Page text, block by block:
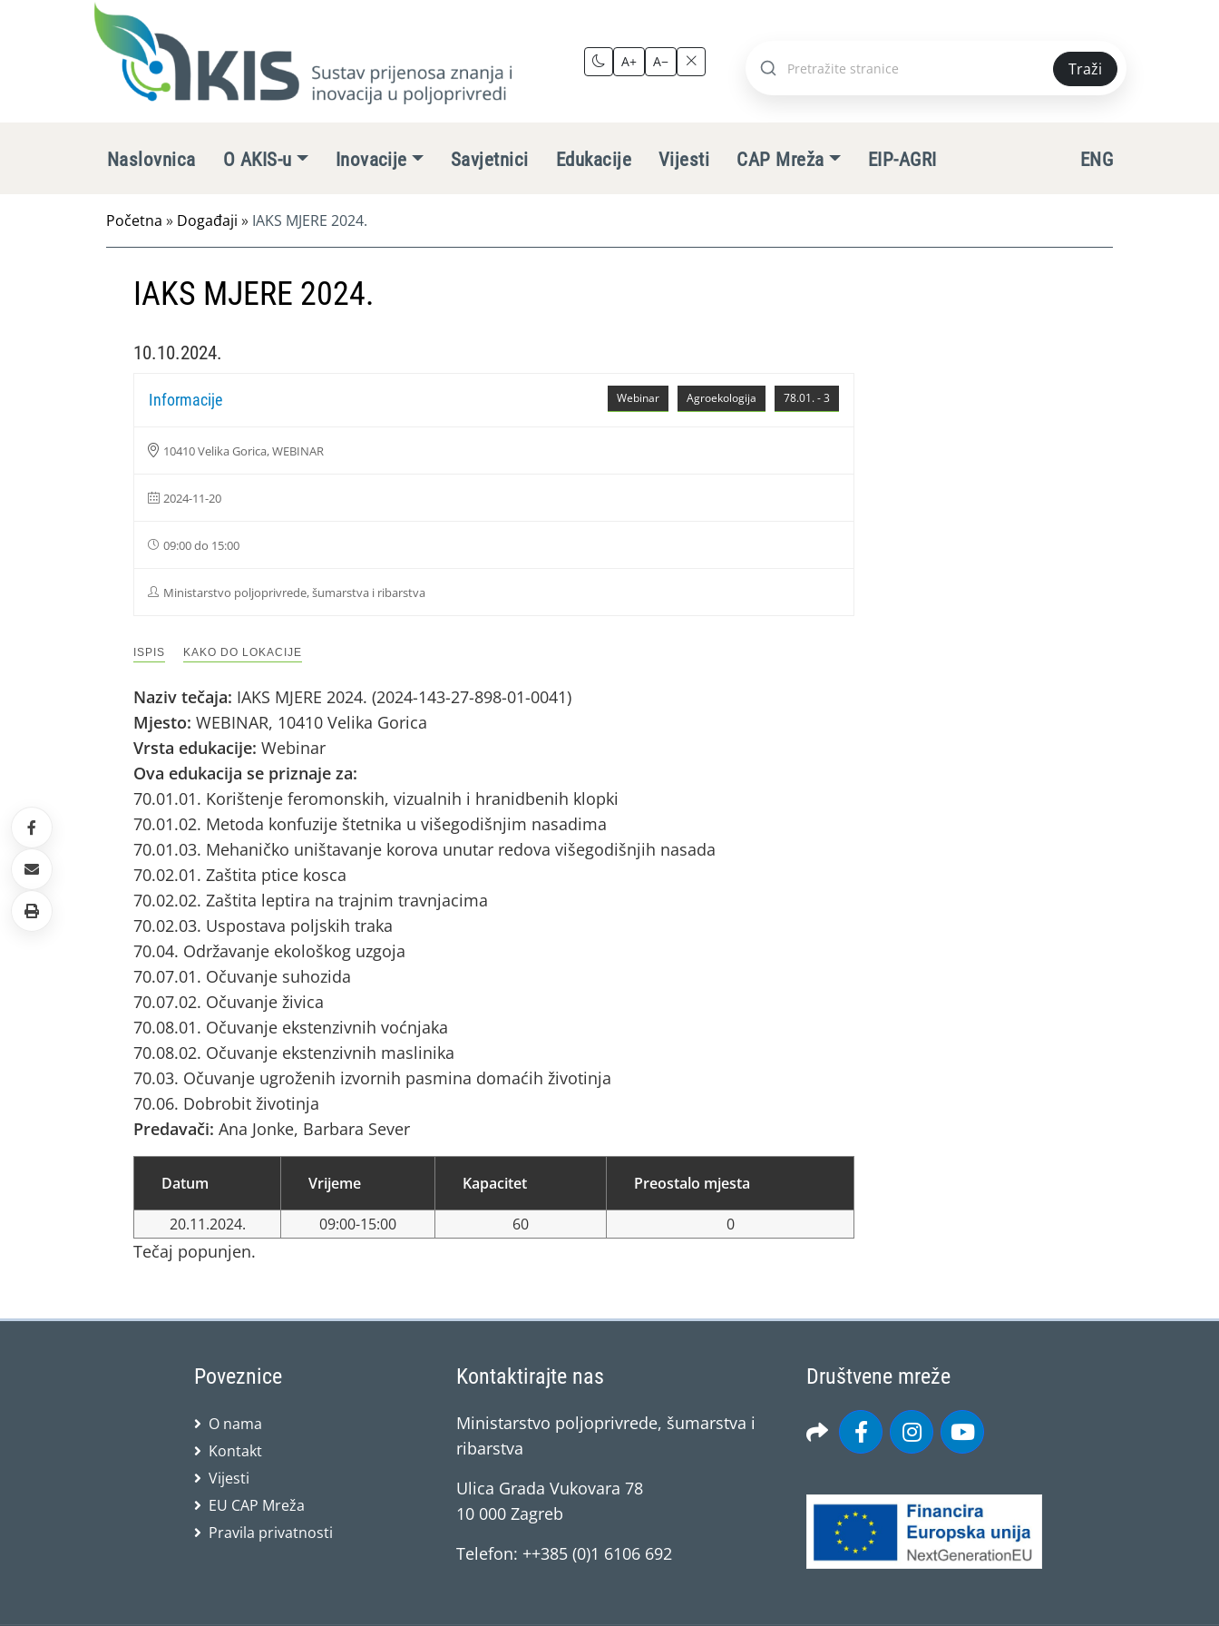
A+ A−
Pretraži
Traži
Naslovnica O AKIS-u Inovacije Savjetnici Edukacije Vijesti CAP Mreža EIP-AGRI ENG
Početna » Događaji » IAKS MJERE 2024.
IAKS MJERE 2024.
10.10.2024.
78.01. - 3
Agroekologija
Webinar
Informacije
10410 Velika Gorica, WEBINAR
2024-11-20
09:00 do 15:00
Ministarstvo poljoprivrede, šumarstva i ribarstva
ISPIS KAKO DO LOKACIJE
Naziv tečaja: IAKS MJERE 2024. (2024-143-27-898-01-0041)
Mjesto: WEBINAR, 10410 Velika Gorica
Vrsta edukacije: Webinar
Ova edukacija se priznaje za:
70.01.01. Korištenje feromonskih, vizualnih i hranidbenih klopki
70.01.02. Metoda konfuzije štetnika u višegodišnjim nasadima
70.01.03. Mehaničko uništavanje korova unutar redova višegodišnjih nasada
70.02.01. Zaštita ptice kosca
70.02.02. Zaštita leptira na trajnim travnjacima
70.02.03. Uspostava poljskih traka
70.04. Održavanje ekološkog uzgoja
70.07.01. Očuvanje suhozida
70.07.02. Očuvanje živica
70.08.01. Očuvanje ekstenzivnih voćnjaka
70.08.02. Očuvanje ekstenzivnih maslinika
70.03. Očuvanje ugroženih izvornih pasmina domaćih životinja
70.06. Dobrobit životinja
Predavači: Ana Jonke, Barbara Sever
Datum Vrijeme Kapacitet Preostalo mjesta
20.11.2024. 09:00-15:00 60 0
Tečaj popunjen.
Poveznice
O nama
Kontakt
Vijesti
EU CAP Mreža
Pravila privatnosti
Kontaktirajte nas
Ministarstvo poljoprivrede, šumarstva i
ribarstva
Ulica Grada Vukovara 78
10 000 Zagreb
Telefon: ++385 (0)1 6106 692
Društvene mreže